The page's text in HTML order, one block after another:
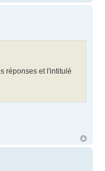
réponses et l'intitulé